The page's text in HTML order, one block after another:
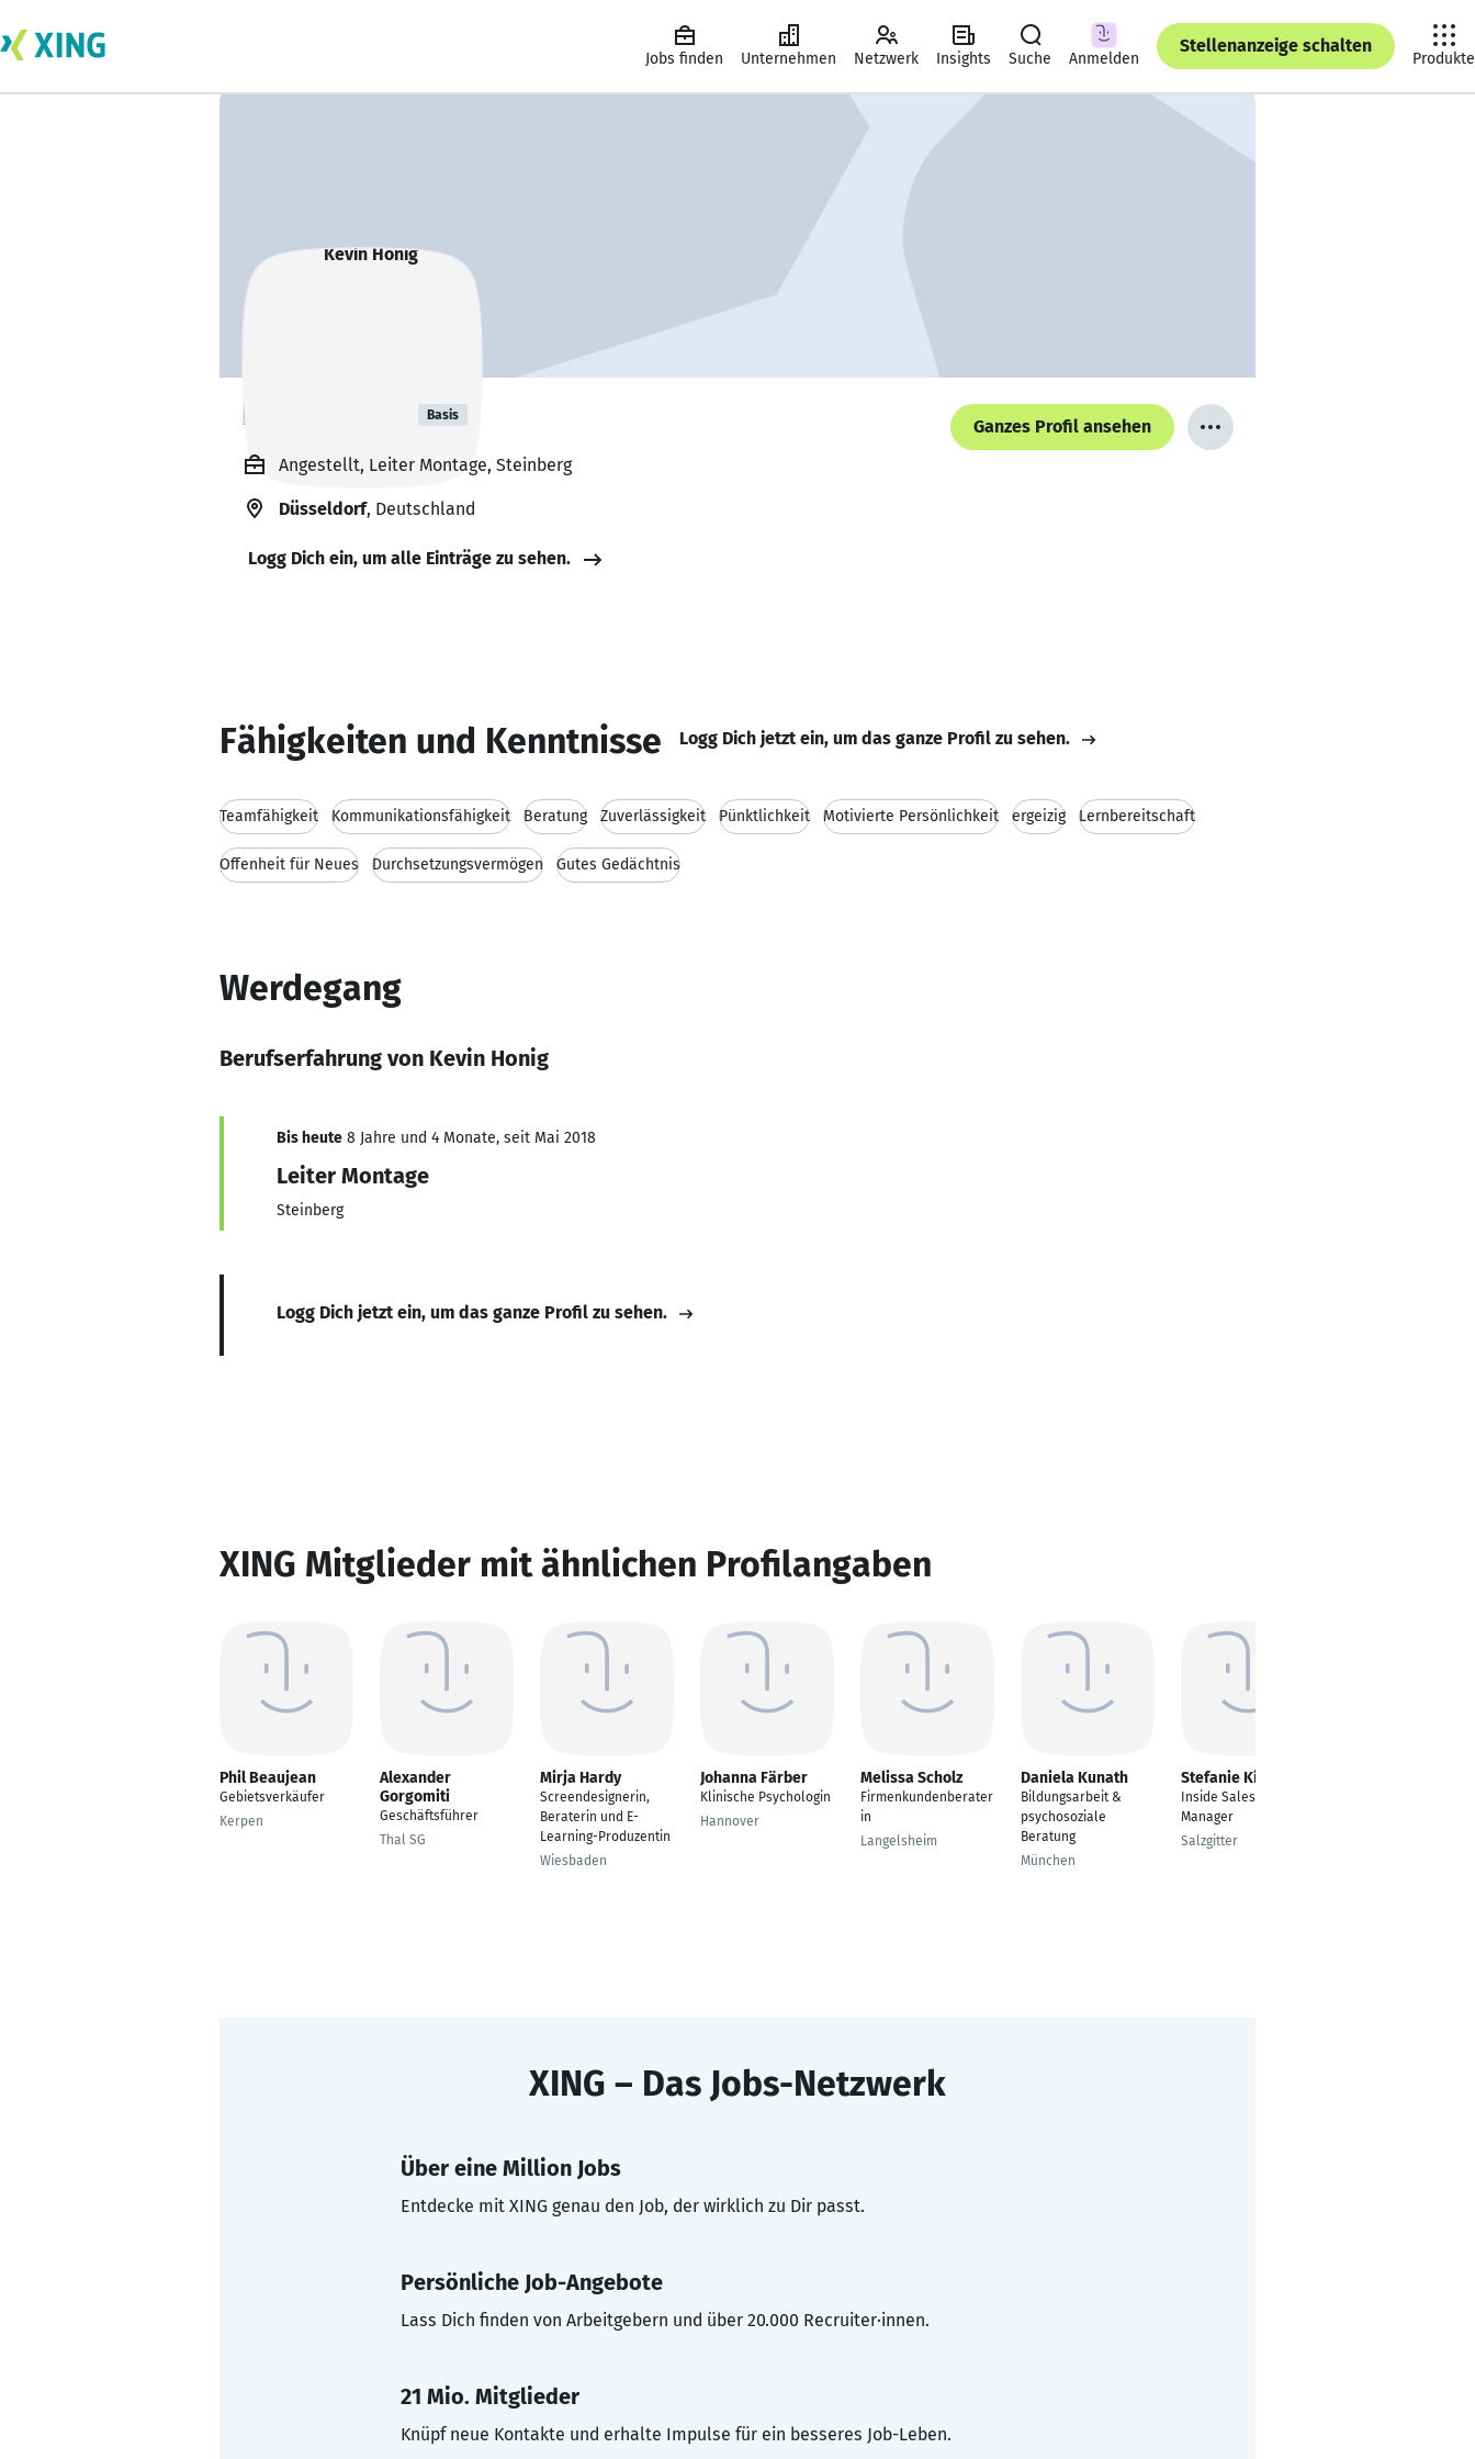
Jobs finden Unternehmen Netzwerk Insights Suche Anmelden
Stellenanzeige schalten
Produkte
Kevin Honig Basis
Ganzes Profil ansehen
Angestellt, Leiter Montage, Steinberg
Düsseldorf, Deutschland
Logg Dich ein, um alle Einträge zu sehen.
Fähigkeiten und Kenntnisse Logg Dich jetzt ein, um das ganze Profil zu sehen.
Teamfähigkeit Kommunikationsfähigkeit Beratung Zuverlässigkeit Pünktlichkeit Motivierte Persönlichkeit ergeizig Lernbereitschaft
Offenheit für Neues Durchsetzungsvermögen Gutes Gedächtnis
Werdegang
Berufserfahrung von Kevin Honig
Bis heute 8 Jahre und 4 Monate, seit Mai 2018
Leiter Montage
Steinberg
Logg Dich jetzt ein, um das ganze Profil zu sehen.
XING Mitglieder mit ähnlichen Profilangaben
Phil Beaujean
Gebietsverkäufer
Kerpen
Alexander
Gorgomiti
Geschäftsführer
Thal SG
Mirja Hardy
Screendesignerin,
Beraterin und E-
Learning-Produzentin
Wiesbaden
Johanna Färber
Klinische Psychologin
Hannover
Melissa Scholz
Firmenkundenberater
in
Langelsheim
Daniela Kunath
Bildungsarbeit &
psychosoziale
Beratung
München
Stefanie Kirsch
Inside Sales Account
Manager
Salzgitter
XING – Das Jobs-Netzwerk
Über eine Million Jobs
Entdecke mit XING genau den Job, der wirklich zu Dir passt.
Persönliche Job-Angebote
Lass Dich finden von Arbeitgebern und über 20.000 Recruiter·innen.
21 Mio. Mitglieder
Knüpf neue Kontakte und erhalte Impulse für ein besseres Job-Leben.